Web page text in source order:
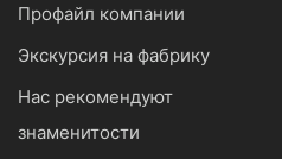
Профайл компании
Экскурсия на фабрику
Нас рекомендуют
знаменитости